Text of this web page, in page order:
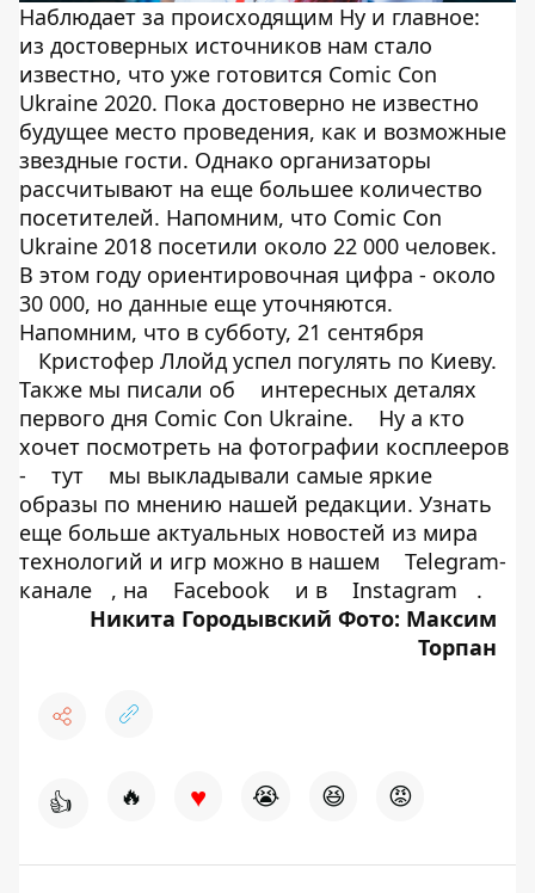
Наблюдает за происходящим Ну и главное:
из достоверных источников нам стало
известно, что уже готовится Comic Con
Ukraine 2020. Пока достоверно не известно
будущее место проведения, как и возможные
звездные гости. Однако организаторы
рассчитывают на еще большее количество
посетителей. Напомним, что Comic Con
Ukraine 2018 посетили около 22 000 человек.
В этом году ориентировочная цифра - около
30 000, но данные еще уточняются.
Напомним, что в субботу, 21 сентября
Кристофер Ллойд успел погулять по Киеву.
Также мы писали об
интересных деталях
первого дня Comic Con Ukraine.
Ну а кто
хочет посмотреть на фотографии косплееров
-
тут
мы выкладывали самые яркие
образы по мнению нашей редакции. Узнать
еще больше актуальных новостей из мира
технологий и игр можно в нашем
Telegram-
канале
, на Facebook и в Instagram
.
Никита Городывский Фото: Максим
Торпан
👍 🔥 ♥ 😭 😆 😡